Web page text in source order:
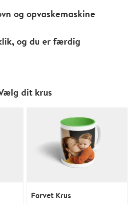
og opvaskemaskine
og du er færdig
dit krus
Farvet Krus